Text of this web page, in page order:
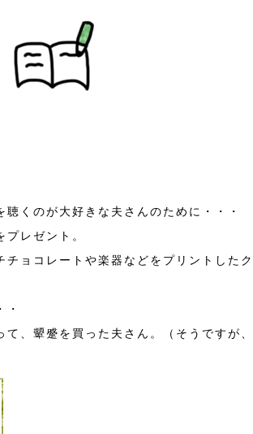
くのが大好きな夫さんのために・・・
レゼント。
ョコレートや楽器などをプリントしたク
・
て、顰蹙を買った夫さん。（そうですが、